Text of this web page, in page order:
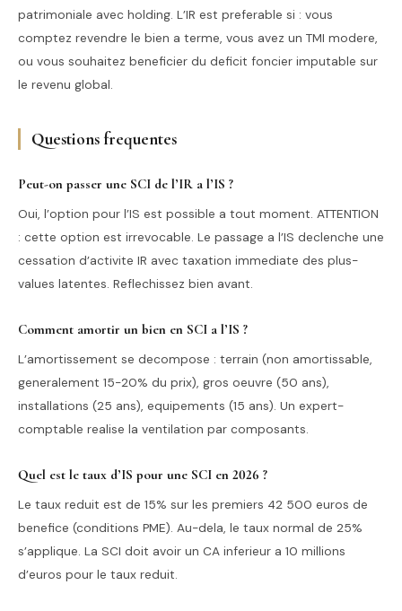
patrimoniale avec holding. L’IR est preferable si : vous
comptez revendre le bien a terme, vous avez un TMI modere,
ou vous souhaitez beneficier du deficit foncier imputable sur
le revenu global.
Questions frequentes
Peut-on passer une SCI de l’IR a l’IS ?
Oui, l’option pour l’IS est possible a tout moment. ATTENTION
: cette option est irrevocable. Le passage a l’IS declenche une
cessation d’activite IR avec taxation immediate des plus-
values latentes. Reflechissez bien avant.
Comment amortir un bien en SCI a l’IS ?
L’amortissement se decompose : terrain (non amortissable,
generalement 15-20% du prix), gros oeuvre (50 ans),
installations (25 ans), equipements (15 ans). Un expert-
comptable realise la ventilation par composants.
Quel est le taux d’IS pour une SCI en 2026 ?
Le taux reduit est de 15% sur les premiers 42 500 euros de
benefice (conditions PME). Au-dela, le taux normal de 25%
s’applique. La SCI doit avoir un CA inferieur a 10 millions
d’euros pour le taux reduit.